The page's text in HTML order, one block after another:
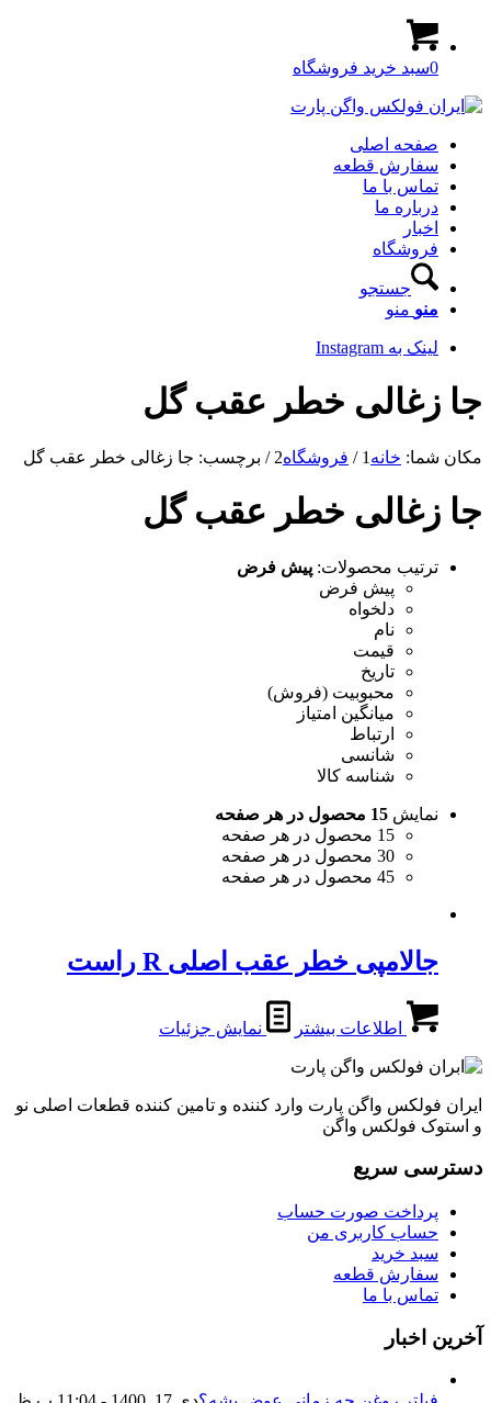
0سبد خرید فروشگاه
صفحه اصلی
سفارش قطعه
تماس با ما
درباره ما
اخبار
فروشگاه
جستجو
منو منو
لینک به Instagram
جا زغالی خطر عقب گل
مکان شما: خانه 1
/ فروشگاه2
/ برچسب: جا زغالی خطر عقب گل
جا زغالی خطر عقب گل
ترتیب محصولات: پیش فرض
پیش فرض
دلخواه
نام
قیمت
تاریخ
محبوبیت (فروش)
میانگین امتیاز
ارتباط
شانسی
شناسه کالا
نمایش 15 محصول در هر صفحه
15 محصول در هر صفحه
30 محصول در هر صفحه
45 محصول در هر صفحه
جالامپی خطر عقب اصلی R راست
اطلاعات بیشتر نمایش جزئیات
ایران فولکس واگن پارت وارد کننده و تامین کننده قطعات اصلی نو
و استوک فولکس واگن
دسترسی سریع
پرداخت صورت حساب
حساب کاربری من
سبد خرید
سفارش قطعه
تماس با ما
آخرین اخبار